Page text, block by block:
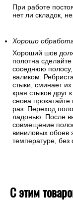
При работе
нет ли складок,
Хорошо
Хороший шов
полотна
соседнюю
валиком.
стыки, сминает
края стыков друг
снова прокатайте
раз. Переход
ладонью. После
совмещение
виниловых обоев
температуре, без
С этим